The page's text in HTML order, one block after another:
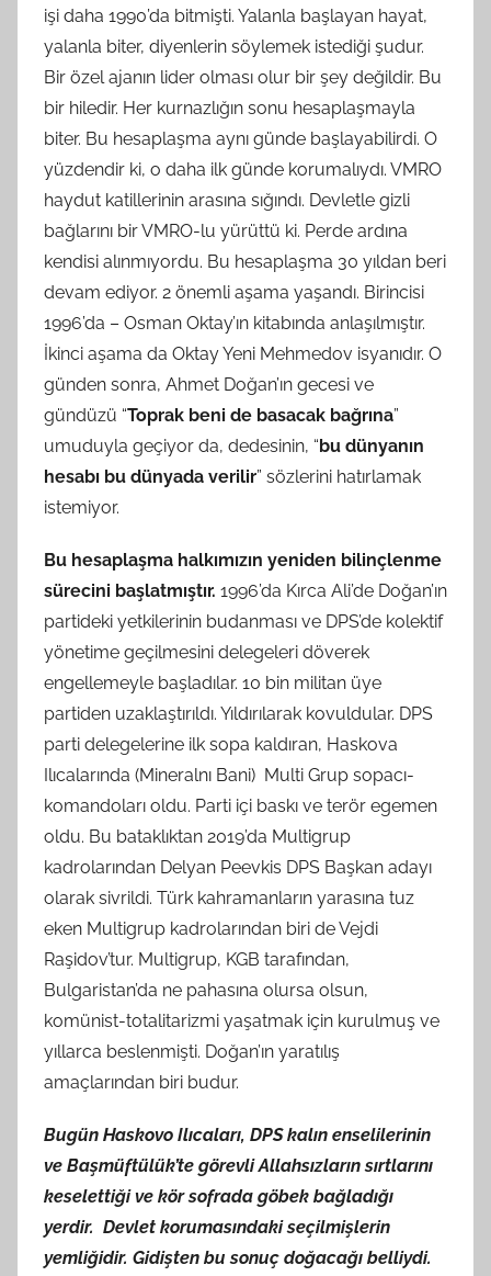
işi daha 1990’da bitmişti. Yalanla başlayan hayat,
yalanla biter, diyenlerin söylemek istediği şudur.
Bir özel ajanın lider olması olur bir şey değildir. Bu
bir hiledir. Her kurnazlığın sonu hesaplaşmayla
biter. Bu hesaplaşma aynı günde başlayabilirdi. O
yüzdendir ki, o daha ilk günde korumalıydı. VMRO
haydut katillerinin arasına sığındı. Devletle gizli
bağlarını bir VMRO-lu yürüttü ki. Perde ardına
kendisi alınmıyordu. Bu hesaplaşma 30 yıldan beri
devam ediyor. 2 önemli aşama yaşandı. Birincisi
1996’da – Osman Oktay’ın kitabında anlaşılmıştır.
İkinci aşama da Oktay Yeni Mehmedov isyanıdır. O
günden sonra, Ahmet Doğan’ın gecesi ve
gündüzü “Toprak beni de basacak bağrına”
umuduyla geçiyor da, dedesinin, “bu dünyanın
hesabı bu dünyada verilir” sözlerini hatırlamak
istemiyor.
Bu hesaplaşma halkımızın yeniden bilinçlenme
sürecini başlatmıştır. 1996’da Kırca Ali’de Doğan’ın
partideki yetkilerinin budanması ve DPS’de kolektif
yönetime geçilmesini delegeleri döverek
engellemeyle başladılar. 10 bin militan üye
partiden uzaklaştırıldı. Yıldırılarak kovuldular. DPS
parti delegelerine ilk sopa kaldıran, Haskova
Ilıcalarında (Mineralnı Bani) Multi Grup sopacı-
komandoları oldu. Parti içi baskı ve terör egemen
oldu. Bu bataklıktan 2019’da Multigrup
kadrolarından Delyan Peevkis DPS Başkan adayı
olarak sivrildi. Türk kahramanların yarasına tuz
eken Multigrup kadrolarından biri de Vejdi
Raşidov’tur. Multigrup, KGB tarafından,
Bulgaristan’da ne pahasına olursa olsun,
komünist-totalitarizmi yaşatmak için kurulmuş ve
yıllarca beslenmişti. Doğan’ın yaratılış
amaçlarından biri budur.
Bugün Haskovo Ilıcaları, DPS kalın enselilerinin
ve Başmüftülük’te görevli Allahsızların sırtlarını
keselettiği ve kör sofrada göbek bağladığı
yerdir. Devlet korumasındaki seçilmişlerin
yemliğidir. Gidişten bu sonuç doğacağı belliydi.